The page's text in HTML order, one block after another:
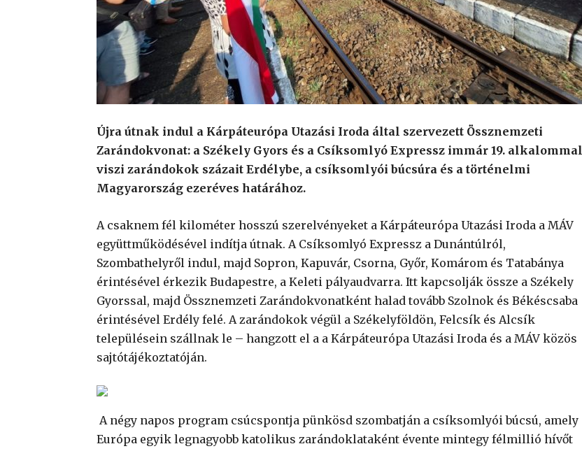
Újra útnak indul a Kárpáteurópa Utazási Iroda által szervezett Össznemzeti
Zarándokvonat: a Székely Gyors és a Csíksomlyó Expressz immár 19. alkalommal
viszi zarándokok százait Erdélybe, a csíksomlyói búcsúra és a történelmi
Magyarország ezeréves határához.
A csaknem fél kilométer hosszú szerelvényeket a Kárpáteurópa Utazási Iroda a MÁV
együttműködésével indítja útnak. A Csíksomlyó Expressz a Dunántúlról,
Szombathelyről indul, majd Sopron, Kapuvár, Csorna, Győr, Komárom és Tatabánya
érintésével érkezik Budapestre, a Keleti pályaudvarra. Itt kapcsolják össze a Székely
Gyorssal, majd Össznemzeti Zarándokvonatként halad tovább Szolnok és Békéscsaba
érintésével Erdély felé. A zarándokok végül a Székelyföldön, Felcsík és Alcsík
településein szállnak le – hangzott el a a Kárpáteurópa Utazási Iroda és a MÁV közös
sajtótájékoztatóján.
A négy napos program csúcspontja pünkösd szombatján a csíksomlyói búcsú, amely
Európa egyik legnagyobb katolikus zarándoklataként évente mintegy félmillió hívőt